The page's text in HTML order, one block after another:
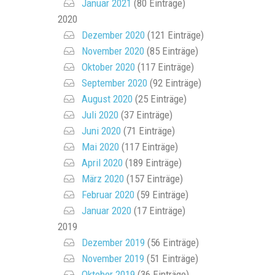
Januar 2021 (80 Einträge)
2020
Dezember 2020(121 Einträge)
November 2020(85 Einträge)
Oktober 2020(117 Einträge)
September 2020(92 Einträge)
August 2020(25 Einträge)
Juli 2020(37 Einträge)
Juni 2020(71 Einträge)
Mai 2020(117 Einträge)
April 2020(189 Einträge)
März 2020(157 Einträge)
Februar 2020(59 Einträge)
Januar 2020(17 Einträge)
2019
Dezember 2019 (56 Einträge)
November 2019 (51 Einträge)